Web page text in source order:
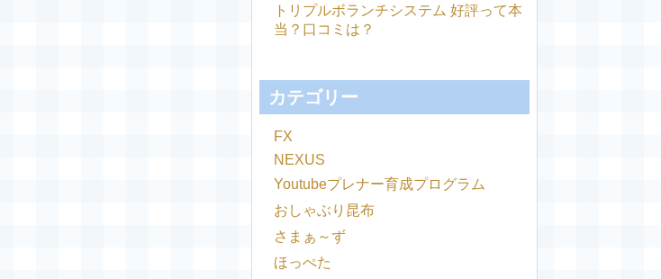
トリプルボランチシステム 好評って本
当？口コミは？
カテゴリー
FX
NEXUS
Youtubeプレナー育成プログラム
おしゃぶり昆布
さまぁ～ず
ほっぺた